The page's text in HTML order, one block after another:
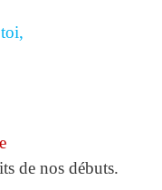
de nos débuts.